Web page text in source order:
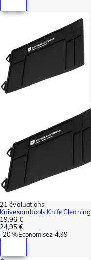
21 évaluations
Knivesandtools Knife
19,96 €
24,95 €
-20 %Économisez 4,99